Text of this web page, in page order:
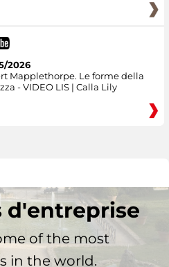
2026
Mapplethorpe. Le forme della
- VIDEO LIS | Calla Lily
d'entreprise
of the most
in the world.